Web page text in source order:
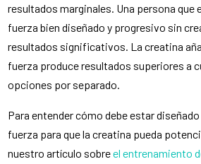
resultados marginales. Una persona que
fuerza bien diseñado y progresivo sin
resultados significativos. La creatina
fuerza produce resultados superiores a
opciones por separado.
Para entender cómo debe estar
fuerza para que la creatina pueda
nuestro artículo sobreel entrenamiento